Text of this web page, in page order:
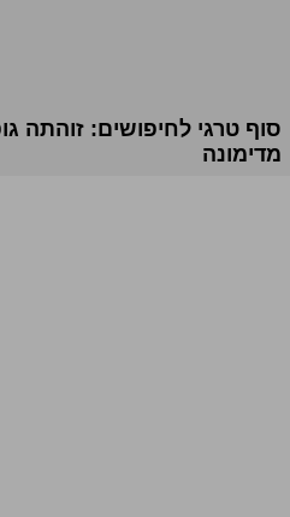
סוף טרגי לחיפושים: זוהתה
מדימונה